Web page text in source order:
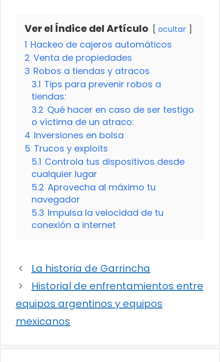
Ver el Índice del Artículo ocultar
1 Hackeo de cajeros automáticos
2 Venta de propiedades
3 Robos a tiendas y atracos
3.1 Tips para prevenir robos a
tiendas:
3.2 Qué hacer en caso de ser testigo
o víctima de un atraco:
4 Inversiones en bolsa
5 Trucos y exploits
5.1 Controla tus dispositivos desde
cualquier lugar
5.2 Aprovecha al máximo tu
navegador
5.3 Impulsa la velocidad de tu
conexión a internet
La historia de Garrincha
Historial de enfrentamientos entre
equipos argentinos y equipos
mexicanos